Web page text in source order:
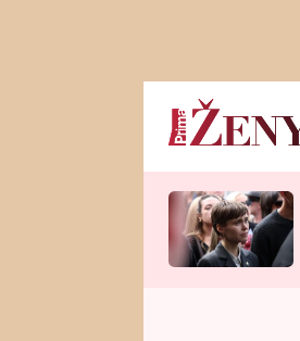
Horoskopy
HOROSKOP NA